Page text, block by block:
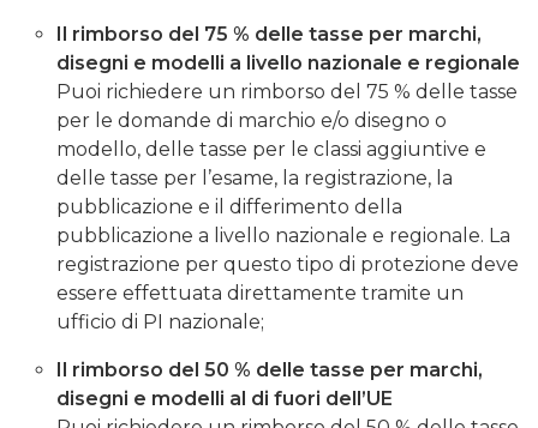
Il rimborso del 75 % delle tasse per marchi,
disegni e modelli a livello nazionale e regionale
Puoi richiedere un rimborso del 75 % delle tasse
per le domande di marchio e/o disegno o
modello, delle tasse per le classi aggiuntive e
delle tasse per l’esame, la registrazione, la
pubblicazione e il differimento della
pubblicazione a livello nazionale e regionale. La
registrazione per questo tipo di protezione deve
essere effettuata direttamente tramite un
ufficio di PI nazionale;
Il rimborso del 50 % delle tasse per marchi,
disegni e modelli al di fuori dell’UE